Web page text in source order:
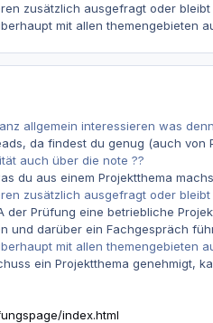
zusätzlich ausgefragt oder
mit allen themengebieten
allgemein interessieren was
da findest du genug (auch von
auch über die note ??
du aus einem Projektthema
zusätzlich ausgefragt oder
der Prüfung eine betriebliche
und darüber ein Fachgespräch
mit allen themengebieten
ein Projektthema genehmigt,
index.html